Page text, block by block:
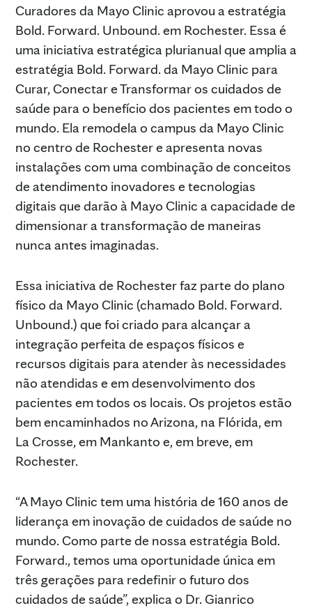
Curadores da Mayo Clinic aprovou a estratégia
Bold. Forward. Unbound. em Rochester. Essa é
uma iniciativa estratégica plurianual que amplia a
estratégia Bold. Forward. da Mayo Clinic para
Curar, Conectar e Transformar os cuidados de
saúde para o benefício dos pacientes em todo o
mundo. Ela remodela o campus da Mayo Clinic
no centro de Rochester e apresenta novas
instalações com uma combinação de conceitos
de atendimento inovadores e tecnologias
digitais que darão à Mayo Clinic a capacidade de
dimensionar a transformação de maneiras
nunca antes imaginadas.
Essa iniciativa de Rochester faz parte do plano
físico da Mayo Clinic (chamado Bold. Forward.
Unbound.) que foi criado para alcançar a
integração perfeita de espaços físicos e
recursos digitais para atender às necessidades
não atendidas e em desenvolvimento dos
pacientes em todos os locais. Os projetos estão
bem encaminhados no Arizona, na Flórida, em
La Crosse, em Mankanto e, em breve, em
Rochester.
“A Mayo Clinic tem uma história de 160 anos de
liderança em inovação de cuidados de saúde no
mundo. Como parte de nossa estratégia Bold.
Forward., temos uma oportunidade única em
três gerações para redefinir o futuro dos
cuidados de saúde”, explica o Dr. Gianrico